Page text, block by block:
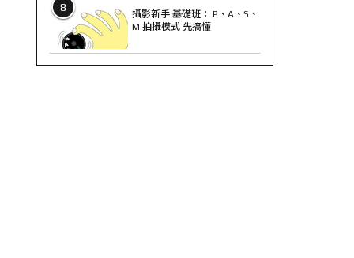
8
攝影新手 基礎班： P、A、S、
M 拍攝模式 先搞懂